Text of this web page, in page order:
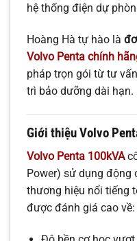
hệ thống điện dự
Hoàng Hà tự hào là
Volvo Penta chính
pháp trọn gói từ tư
trì bảo dưỡng dài hạn.
Giới thiệu Volvo
Volvo Penta 100kVA
Power) sử dụng động
thương hiệu nổi tiếng
được đánh giá cao về: